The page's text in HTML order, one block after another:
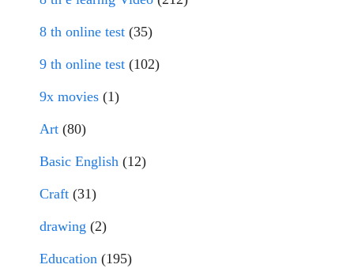
8 th online test (35)
9 th online test (102)
9x movies (1)
Art (80)
Basic English (12)
Craft (31)
drawing (2)
Education (195)